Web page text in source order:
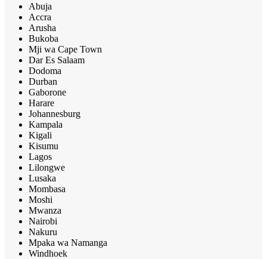
Abuja
Accra
Arusha
Bukoba
Mji wa Cape Town
Dar Es Salaam
Dodoma
Durban
Gaborone
Harare
Johannesburg
Kampala
Kigali
Kisumu
Lagos
Lilongwe
Lusaka
Mombasa
Moshi
Mwanza
Nairobi
Nakuru
Mpaka wa Namanga
Windhoek